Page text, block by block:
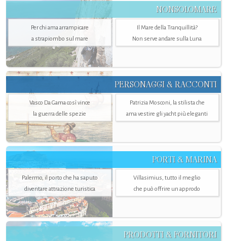
NONSOLOMARE
Per chi ama arrampicare
a strapiombo sul mare
Il Mare della Tranquillità?
Non serve andare sulla Luna
PERSONAGGI & RACCONTI
Vasco Da Gama così vince
la guerra delle spezie
Patrizia Mosconi, la stilista che
ama vestire gli yacht più eleganti
PORTI & MARINA
Palermo, il porto che ha saputo
diventare attrazione turistica
Villasimius, tutto il meglio
che può offrire un approdo
PRODOTTI & FORNITORI